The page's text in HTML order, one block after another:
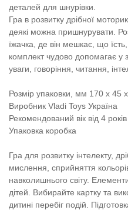
деталей для шнурівки.
Гра в розвитку дрібної
деякі можна пришнурувати.
їжачка, де він мешкає, що
комплект чудово допомагає у
уваги, говоріння, читання,
Розмір упаковки, мм 170 x 45
Виробник Vladi Toys Україна
Рекомендований вік від 4 років
Упаковка коробка
Гра для розвитку інтелекту,
мислення, сприйняття
навколишнього світу.
дітей. Вибирайте картку та
дитині перебіг подій.